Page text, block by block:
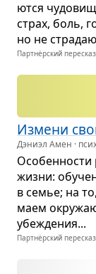
ются
страх, боль,
но не
Партнёрский пересказ
Измени
Дэниэл Амен ·
Осо­бен­но­сти
жизни:
в семье; на
маем
убе­жде­ния...
Партнёрский пересказ